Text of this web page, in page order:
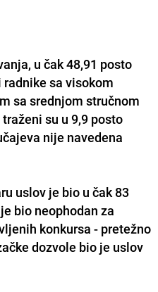
u čak 48,91 posto
sa visokom
sa srednjom stručnom
su u 9,9 posto
nije navedena
uslov je bio u čak 83
bio neophodan za
konkursa - pretežno
dozvole bio je uslov